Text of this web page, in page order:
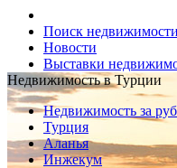
Поиск недвижимости
Новости
Выставки
Недвижимость в Турции
Недвижимость за
Турция
Аланья
Инжекум